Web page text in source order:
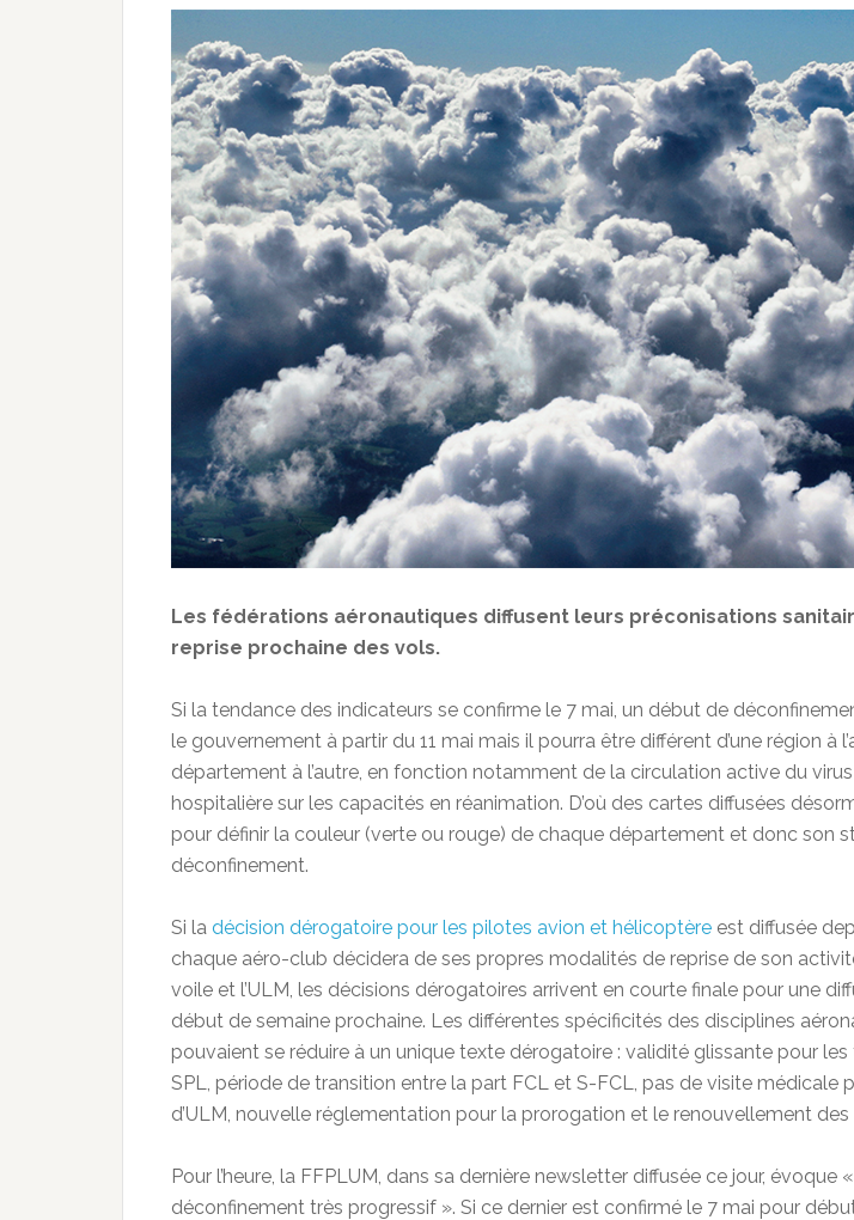
Les fédérations aéronautiques diffusent leurs préconisations
reprise prochaine des vols.
Si la tendance des indicateurs se confirme le 7 mai, un début de
le gouvernement à partir du 11 mai mais il pourra être différent d’une région à
département à l’autre, en fonction notamment de la circulation active du
hospitalière sur les capacités en réanimation. D’où des cartes diffusées
pour définir la couleur (verte ou rouge) de chaque département et donc son
déconfinement.
Si la décision dérogatoire pour les pilotes avion et hélicoptère est diffusée
chaque aéro-club décidera de ses propres modalités de reprise de son
voile et l’ULM, les décisions dérogatoires arrivent en courte finale pour une
début de semaine prochaine. Les différentes spécificités des disciplines
pouvaient se réduire à un unique texte dérogatoire : validité glissante pour les
SPL, période de transition entre la part FCL et S-FCL, pas de visite médicale
d’ULM, nouvelle réglementation pour la prorogation et le renouvellement des
Pour l’heure, la FFPLUM, dans sa dernière newsletter diffusée ce jour, évoque
déconfinement très progressif ». Si ce dernier est confirmé le 7 mai pour